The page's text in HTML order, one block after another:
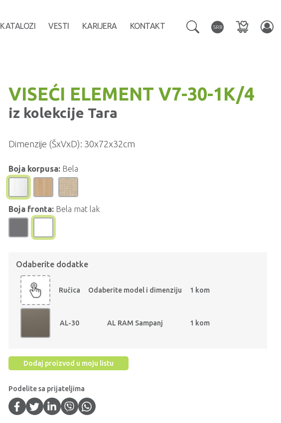
KATALOZI VESTI KARIJERA KONTAKT SRB
VISEĆI ELEMENT V7-30-1K/4
iz kolekcije Tara
Dimenzije (ŠxVxD): 30x72x32cm
Boja korpusa: Bela
Boja fronta: Bela mat lak
Odaberite dodatke
Ručica Odaberite model i dimenziju 1 kom
AL-30 AL RAM Sampanj 1 kom
Dodaj proizvod u moju listu
Podelite sa prijateljima